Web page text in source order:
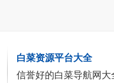
白菜资源平台大全
信誉好的白菜导航网大